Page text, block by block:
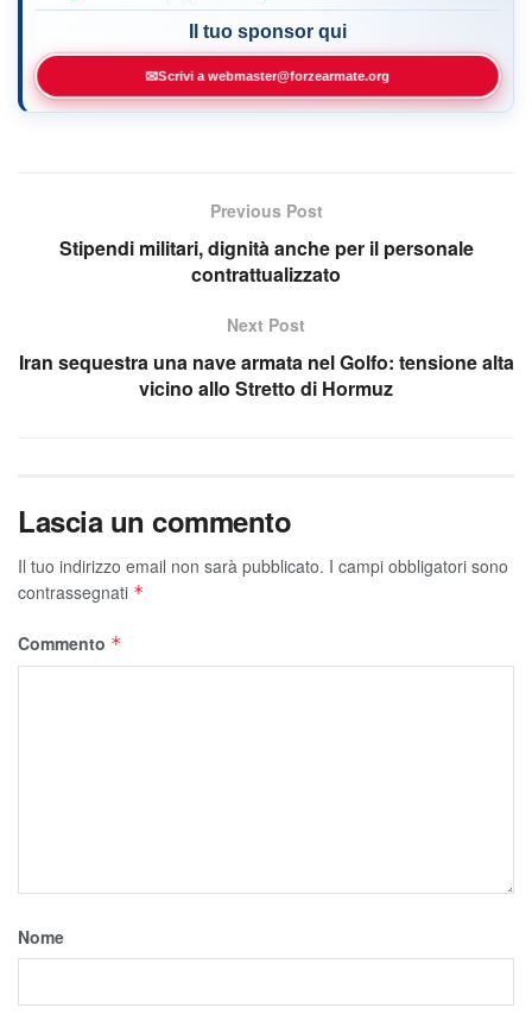
Il tuo sponsor qui
✉Scrivi a webmaster@forzearmate.org
Previous Post
Stipendi militari, dignità anche per il personale
contrattualizzato
Next Post
Iran sequestra una nave armata nel Golfo: tensione alta
vicino allo Stretto di Hormuz
Lascia un commento
Il tuo indirizzo email non sarà pubblicato. I campi obbligatori sono
contrassegnati *
Commento *
Nome